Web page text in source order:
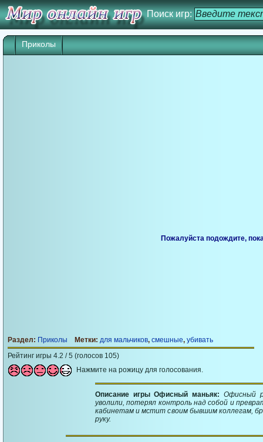
Поиск игр:
Приколы
Игра начнется через 25 сек. Кликните
Раздел: Приколы Метки: для мальчиков, смешные, убивать
Рейтинг игры 4.2 / 5 (голосов 105)
Нажмите на рожицу для голосования.
Описание игры Офисный маньяк: Офисный
уволили, потерял контроль над собой и
кабинетам и мстит своим бывшим коллегам,
руку.